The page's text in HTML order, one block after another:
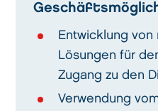
Entwicklung von
Lösungen für
Zugang zu den
Verwendung